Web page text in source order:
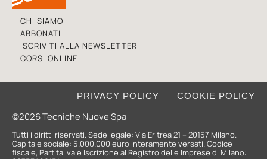
CHI SIAMO
ABBONATI
ISCRIVITI ALLA NEWSLETTER
CORSI ONLINE
©2026 Tecniche Nuove Spa
PRIVACY POLICY COOKIE POLICY
Tutti i diritti riservati. Sede legale: Via Eritrea 21 – 20157 Milano.
Capitale sociale: 5.000.000 euro interamente versati. Codice
fiscale, Partita Iva e Iscrizione al Registro delle Imprese di Milano: